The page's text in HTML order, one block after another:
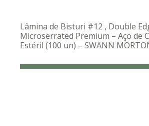
Lâmina de Bisturi #12 , Double
Microserrated Premium – Aço de
Estéril (100 un) – SWANN